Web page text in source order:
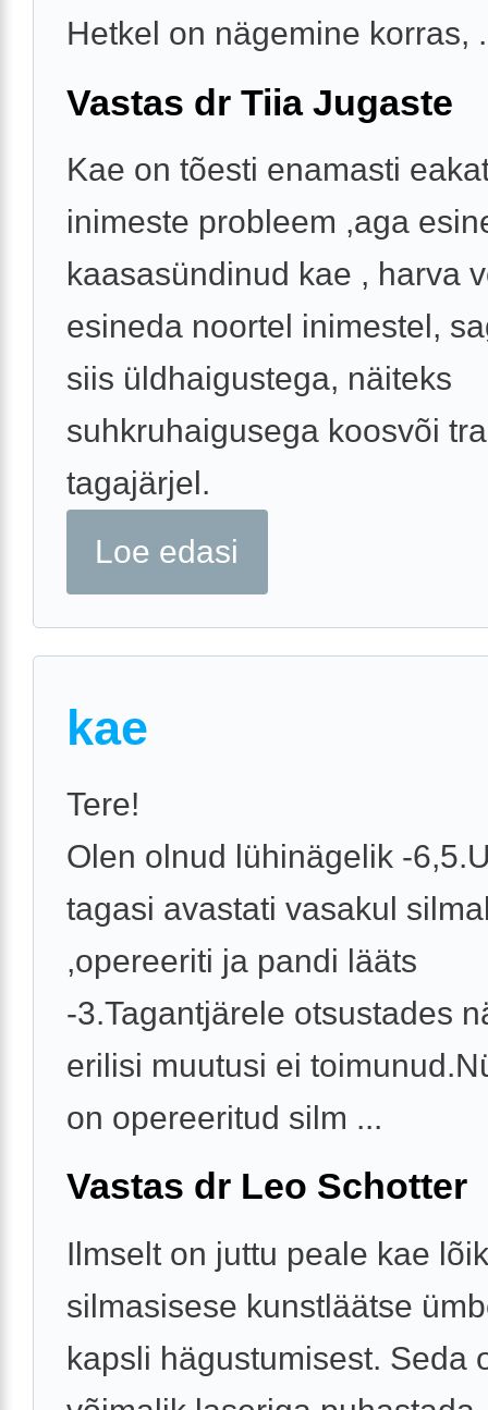
Hetkel on nägemine korras,
Vastas dr Tiia Jugaste
Kae on tõesti enamasti
inimeste probleem ,aga
kaasasündinud kae , harva
esineda noortel inimestel,
siis üldhaigustega, näiteks
suhkruhaigusega koosvõi
tagajärjel.
Loe edasi
kae
Tere!
Olen olnud lühinägelik -
tagasi avastati vasakul
,opereeriti ja pandi lääts
-3.Tagantjärele otsustades
erilisi muutusi ei
on opereeritud silm ...
Vastas dr Leo Schotter
Ilmselt on juttu peale kae
silmasisese kunstläätse
kapsli hägustumisest. Seda